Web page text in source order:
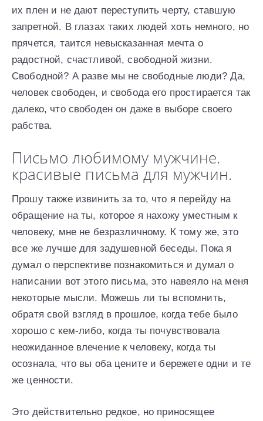
их плен и не дают переступить черту, ставшую
запретной. В глазах таких людей хоть немного, но
прячется, таится невысказанная мечта о
радостной, счастливой, свободной жизни.
Свободной? А разве мы не свободные люди? Да,
человек свободен, и свобода его простирается так
далеко, что свободен он даже в выборе своего
рабства.
Письмо любимому мужчине.
красивые письма для мужчин.
Прошу также извинить за то, что я перейду на
обращение на ты, которое я нахожу уместным к
человеку, мне не безразличному. К тому же, это
все же лучше для задушевной беседы. Пока я
думал о перспективе познакомиться и думал о
написании вот этого письма, это навеяло на меня
некоторые мысли. Можешь ли ты вспомнить,
обратя свой взгляд в прошлое, когда тебе было
хорошо с кем-либо, когда ты почувствовала
неожиданное влечение к человеку, когда ты
осознала, что вы оба цените и бережете одни и те
же ценности.
Это действительно редкое, но приносящее